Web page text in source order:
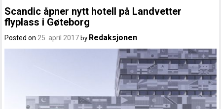
Scandic åpner nytt hotell på Landvetter
flyplass i Gøteborg
Posted on25. april 2017 by Redaksjonen